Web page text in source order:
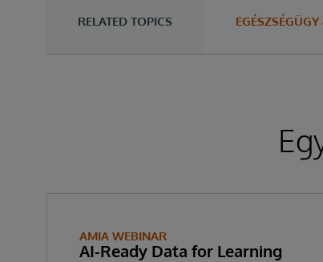
RELATED TOPICS
AMIA WEBINAR
AI-Ready Data for Learning